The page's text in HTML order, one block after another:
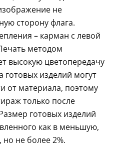
не
сторону флага.
– карман с левой
методом
высокую цветопередачу
готовых изделий могут
от материала, поэтому
только после
готовых изделий
как в меньшую,
не более 2%.